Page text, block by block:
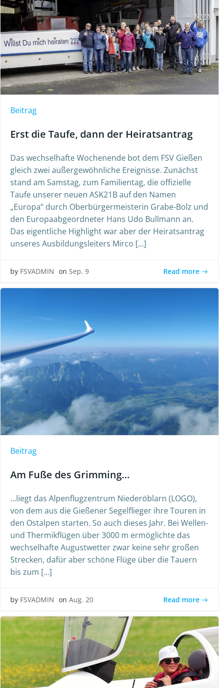
Beitrag
Erst die Taufe, dann der Heiratsantrag
Das wechselhafte Wochenende bot dem FSV Gießen
gleich zwei außergewöhnliche Ereignisse. Zunächst
stand am Samstag, zum Familientag, die offizielle
Taufe unserer neuen ASK21B auf den Namen
„Europa“ durch Oberbürgermeisterin Grabe-Bolz und
den Europaabgeordneter Hans Udo Bullmann an.
Das eigentliche Highlight war aber der Heiratsantrag
unseres Ausbildungsleiters Mirco […]
by FSVADMIN on Sep. 9 Read more
Beitrag
Am Fuße des Grimming…
…liegt das Alpenflugzentrum Niederöblarn (LOGO),
von dem aus die Gießener Segelflieger ihre Touren in
den Ostalpen starten. So auch dieses Jahr. Bei Wellen-
und Thermikflügen über 3000 m ermöglichte das
wechselhafte Augustwetter zwar keine sehr großen
Strecken, dafür aber schöne Flüge über die Tauern
bis zum […]
by FSVADMIN on Aug. 20 Read more